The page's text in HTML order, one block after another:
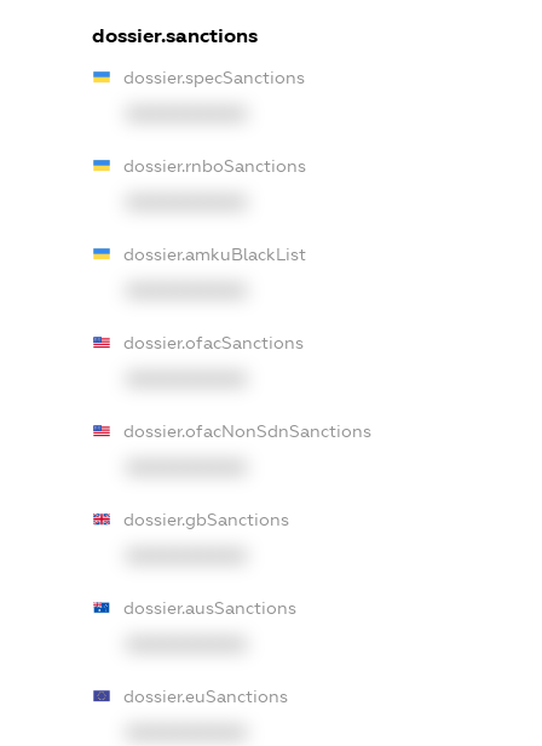
dossier.sanctions
dossier.specSanctions
dossier.rnboSanctions
dossier.amkuBlackList
dossier.ofacSanctions
dossier.ofacNonSdnSanctions
dossier.gbSanctions
dossier.ausSanctions
dossier.euSanctions